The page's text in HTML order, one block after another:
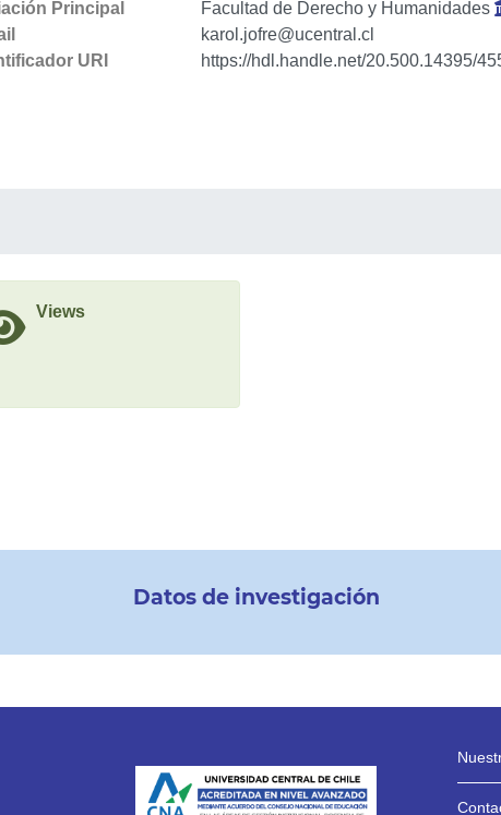
Principal
Facultad de Derecho y Humanidades
karol.jofre@ucentral.cl
URI
https://hdl.handle.net/20.500.14395/
Views
Datos de investigación